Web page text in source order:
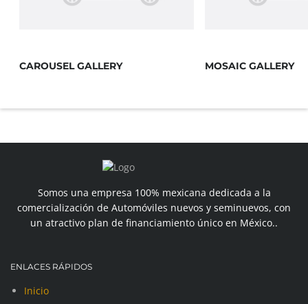
CAROUSEL GALLERY MOSAIC GALLERY
Somos una empresa 100% mexicana dedicada a la
comercialización de Automóviles nuevos y seminuevos, con
un atractivo plan de financiamiento único en México..
ENLACES RÁPIDOS
Inicio